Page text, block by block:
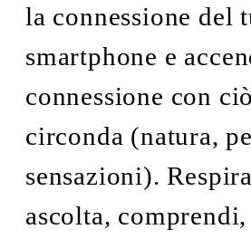
la connessione del
smartphone e
connessione con
circonda (natura,
sensazioni).
ascolta,